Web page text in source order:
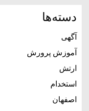
دسته‌ها
آگهی
آموزش پرورش
ارتش
استخدام
اصفهان